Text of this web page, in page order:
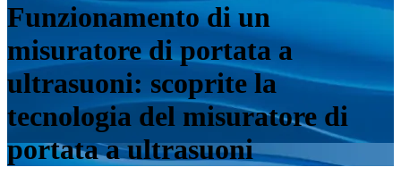
Funzionamento di un
misuratore di portata a
ultrasuoni: scoprite la
tecnologia del misuratore di
portata a ultrasuoni